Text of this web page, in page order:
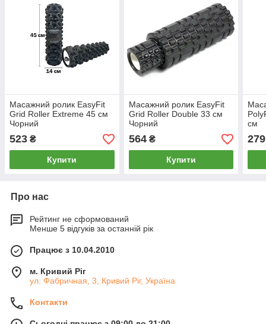
Масажний ролик EasyFit
Grid Roller Extreme 45 см
Чорний
523 ₴
Купити
Масажний ролик EasyFit
Grid Roller Double 33 см
Чорний
564₴
Купити
см
279
Про нас
Рейтинг не сформований
Менше 5 відгуків за останній рік
Працює з 10.04.2010
м. Кривий Ріг
ул. Фабричная, 3, Кривий Ріг, Україна
Контакти